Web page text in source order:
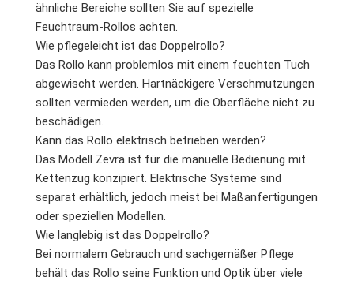
ähnliche Bereiche sollten Sie auf spezielle
Feuchtraum-Rollos achten.
Wie pflegeleicht ist das Doppelrollo?
Das Rollo kann problemlos mit einem feuchten Tuch
abgewischt werden. Hartnäckigere Verschmutzungen
sollten vermieden werden, um die Oberfläche nicht zu
beschädigen.
Kann das Rollo elektrisch betrieben werden?
Das Modell Zevra ist für die manuelle Bedienung mit
Kettenzug konzipiert. Elektrische Systeme sind
separat erhältlich, jedoch meist bei Maßanfertigungen
oder speziellen Modellen.
Wie langlebig ist das Doppelrollo?
Bei normalem Gebrauch und sachgemäßer Pflege
behält das Rollo seine Funktion und Optik über viele